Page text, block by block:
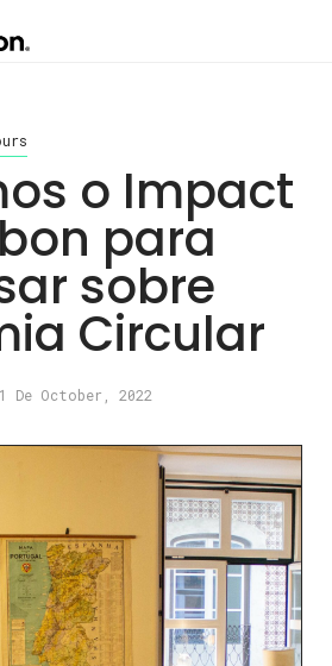
o Impact
para
sobre
Circular
De October, 2022